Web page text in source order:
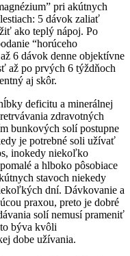
pri akútnych
5 dávok zaliať
ako teplý nápoj. Po
“horúceho
6 dávok denne objektívne
až po prvých 6 týždňoch
aj skôr.
deficitu a minerálnej
zdravotných
bunkových solí postupne
je potrebné soli užívať
inokedy niekoľko
a hlboko pôsobiace
stavoch niekedy
dní. Dávkovanie a
praxou, preto je dobré
solí nemusí prameniť
býva kvôli
dobe užívania.